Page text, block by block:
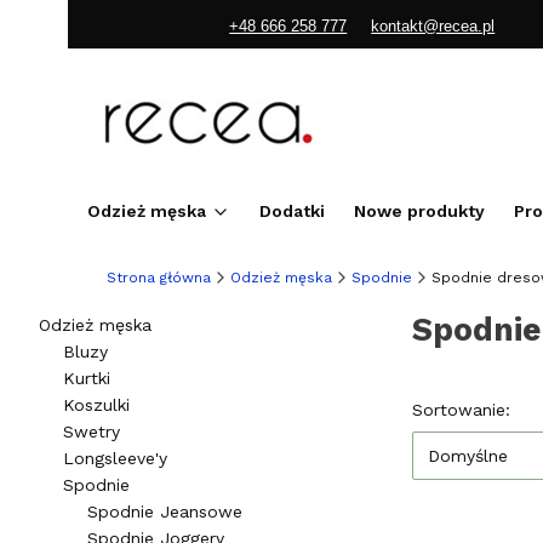
+48 666 258 777 kontakt@recea.pl
Odzież męska Dodatki Nowe produkty
Strona główna Odzież męska Spodnie Spodnie
Odzież męska
Bluzy
Kurtki
Koszulki
Swetry
Longsleeve'y
Spodnie
Spodnie Jeansowe
Spodnie Joggery
Lista
Sortowanie:
Domyślne